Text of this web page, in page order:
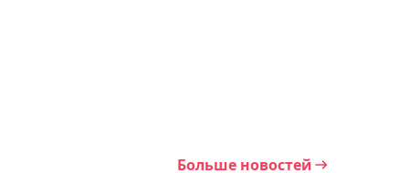
сделала заявление
Больше новостей